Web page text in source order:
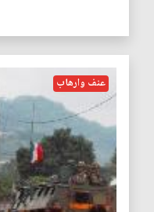
عنف وارهاب